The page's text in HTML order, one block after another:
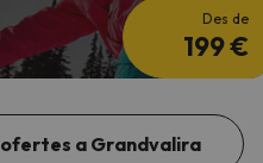
Des de
199 €
ofertes a Grandvalira